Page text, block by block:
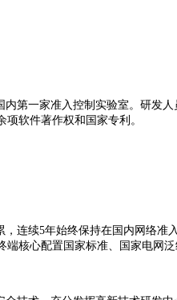
第一家准入控制实验室。研发
软件著作权和国家专利。
连续5年始终保持在国内网络准
核心配置国家标准、国家电网